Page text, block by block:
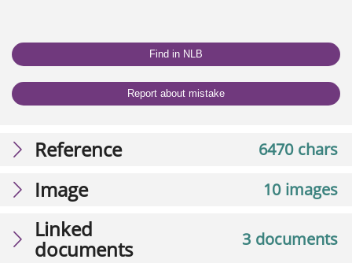
Find in NLB
Report about mistake
6470 chars
Reference
10 images
Image
3 documents
Linked
documents